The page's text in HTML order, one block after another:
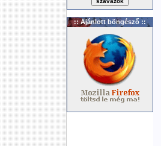
:: Ajánlott böngésző ::